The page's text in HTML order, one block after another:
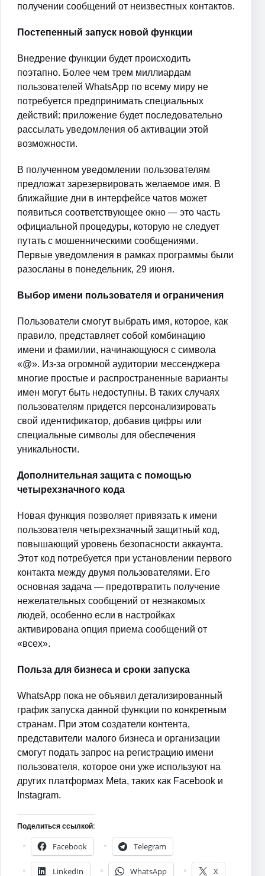
получении сообщений от неизвестных контактов.
Постепенный запуск новой функции
Внедрение функции будет происходить
поэтапно. Более чем трем миллиардам
пользователей WhatsApp по всему миру не
потребуется предпринимать специальных
действий: приложение будет последовательно
рассылать уведомления об активации этой
возможности.
В полученном уведомлении пользователям
предложат зарезервировать желаемое имя. В
ближайшие дни в интерфейсе чатов может
появиться соответствующее окно — это часть
официальной процедуры, которую не следует
путать с мошенническими сообщениями.
Первые уведомления в рамках программы были
разосланы в понедельник, 29 июня.
Выбор имени пользователя и ограничения
Пользователи смогут выбрать имя, которое, как
правило, представляет собой комбинацию
имени и фамилии, начинающуюся с символа
«@». Из-за огромной аудитории мессенджера
многие простые и распространенные варианты
имен могут быть недоступны. В таких случаях
пользователям придется персонализировать
свой идентификатор, добавив цифры или
специальные символы для обеспечения
уникальности.
Дополнительная защита с помощью
четырехзначного кода
Новая функция позволяет привязать к имени
пользователя четырехзначный защитный код,
повышающий уровень безопасности аккаунта.
Этот код потребуется при установлении первого
контакта между двумя пользователями. Его
основная задача — предотвратить получение
нежелательных сообщений от незнакомых
людей, особенно если в настройках
активирована опция приема сообщений от
«всех».
Польза для бизнеса и сроки запуска
WhatsApp пока не объявил детализированный
график запуска данной функции по конкретным
странам. При этом создатели контента,
представители малого бизнеса и организации
смогут подать запрос на регистрацию имени
пользователя, которое они уже используют на
других платформах Meta, таких как Facebook и
Instagram.
Поделиться ссылкой:
Facebook
Telegram
LinkedIn WhatsApp X